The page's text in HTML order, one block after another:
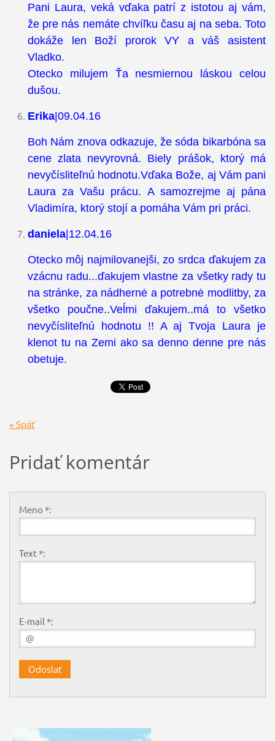
Pani Laura, veká vďaka patrí z istotou aj vám,
že pre nás nemáte chvíľku času aj na seba. Toto
dokáže len Boží prorok VY a váš asistent
Vladko.
Otecko milujem Ťa nesmiernou láskou celou
dušou.
Erika|09.04.16
Boh Nám znova odkazuje, že sóda bikarbóna sa
cene zlata nevyrovná. Biely prášok, ktorý má
nevyčísliteľnú hodnotu.Vďaka Bože, aj Vám pani
Laura za Vašu prácu. A samozrejme aj pána
Vladimíra, ktorý stojí a pomáha Vám pri práci.
daniela|12.04.16
Otecko môj najmilovanejši, zo srdca ďakujem za
vzácnu radu...ďakujem vlastne za všetky rady tu
na stránke, za nádhernė a potrebnė modlitby, za
všetko poučne..Veĺmi ďakujem..má to všetko
nevyčísliteľnú hodnotu !! A aj Tvoja Laura je
klenot tu na Zemi ako sa denno denne pre nás
obetuje.
« Späť
Pridať komentár
Meno *:
Text *:
E-mail *: